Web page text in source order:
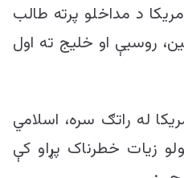
د مداخلو پرته طالب
روسیې او خلیج ته اول
له راتګ سره، اسلامي
زیات خطرناک پړاو کې